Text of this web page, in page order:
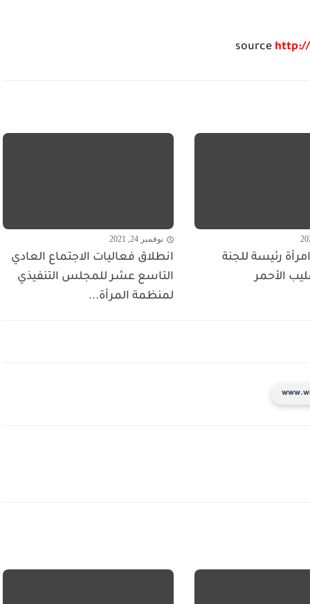
source http://
رئيسة للجنة
الأحمر
نوفمبر 24, 2021
انطلاق فعاليات الاجتماع العادي
التاسع عشر للمجلس التنفيذي
لمنظمة المرأة...